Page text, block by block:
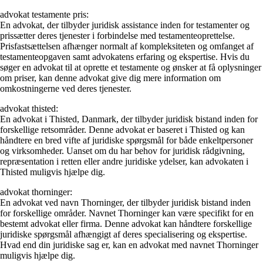
advokat testamente pris:
En advokat, der tilbyder juridisk assistance inden for testamenter og
prissætter deres tjenester i forbindelse med testamenteoprettelse.
Prisfastsættelsen afhænger normalt af kompleksiteten og omfanget af
testamenteopgaven samt advokatens erfaring og ekspertise. Hvis du
søger en advokat til at oprette et testamente og ønsker at få oplysninger
om priser, kan denne advokat give dig mere information om
omkostningerne ved deres tjenester.
advokat thisted:
En advokat i Thisted, Danmark, der tilbyder juridisk bistand inden for
forskellige retsområder. Denne advokat er baseret i Thisted og kan
håndtere en bred vifte af juridiske spørgsmål for både enkeltpersoner
og virksomheder. Uanset om du har behov for juridisk rådgivning,
repræsentation i retten eller andre juridiske ydelser, kan advokaten i
Thisted muligvis hjælpe dig.
advokat thorninger:
En advokat ved navn Thorninger, der tilbyder juridisk bistand inden
for forskellige områder. Navnet Thorninger kan være specifikt for en
bestemt advokat eller firma. Denne advokat kan håndtere forskellige
juridiske spørgsmål afhængigt af deres specialisering og ekspertise.
Hvad end din juridiske sag er, kan en advokat med navnet Thorninger
muligvis hjælpe dig.